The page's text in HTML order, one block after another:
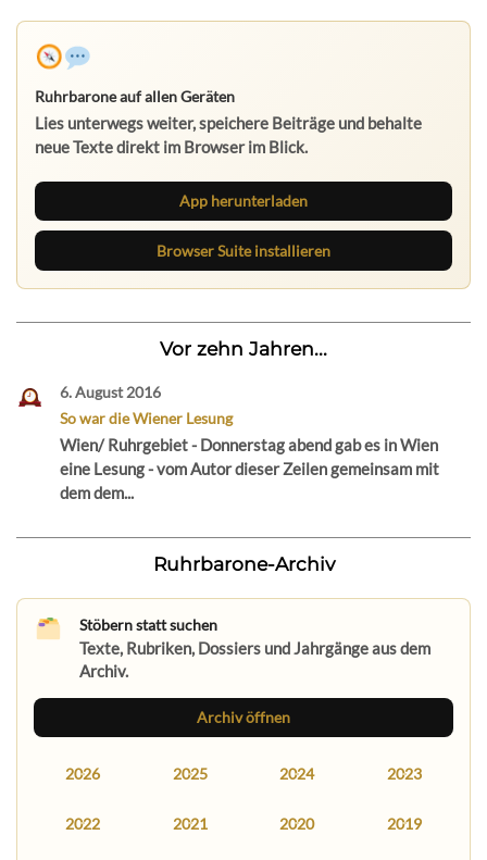
Ruhrbarone auf allen Geräten
Lies unterwegs weiter, speichere Beiträge und behalte
neue Texte direkt im Browser im Blick.
App herunterladen
Browser Suite installieren
Vor zehn Jahren...
6. August 2016
So war die Wiener Lesung
Wien/ Ruhrgebiet - Donnerstag abend gab es in Wien
eine Lesung - vom Autor dieser Zeilen gemeinsam mit
dem dem...
Ruhrbarone-Archiv
Stöbern statt suchen
Texte, Rubriken, Dossiers und Jahrgänge aus dem
Archiv.
Archiv öffnen
2026 2025 2024 2023
2022 2021 2020 2019